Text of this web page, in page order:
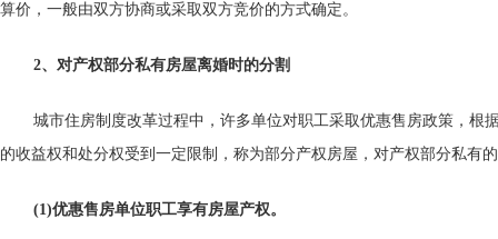
算价，一般由双方协商或采取双方竞价的方式确定。
2、对产权部分私有房屋离婚时的分割
城市住房制度改革过程中，许多单位对职工采取优惠售房政策，
的收益权和处分权受到一定限制，称为部分产权房屋，对产权部分私有
(1)优惠售房单位职工享有房屋产权。